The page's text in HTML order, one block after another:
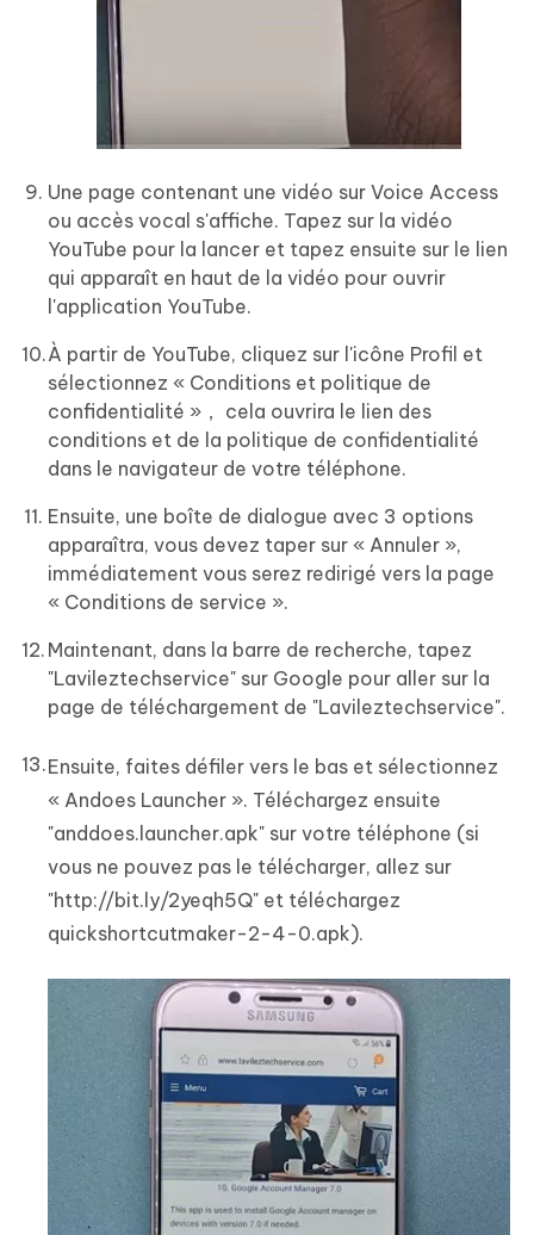
Une page contenant une vidéo sur Voice Access
ou accès vocal s'affiche. Tapez sur la vidéo
YouTube pour la lancer et tapez ensuite sur le lien
qui apparaît en haut de la vidéo pour ouvrir
l'application YouTube.
À partir de YouTube, cliquez sur l'icône Profil et
sélectionnez « Conditions et politique de
confidentialité »， cela ouvrira le lien des
conditions et de la politique de confidentialité
dans le navigateur de votre téléphone.
Ensuite, une boîte de dialogue avec 3 options
apparaîtra, vous devez taper sur « Annuler »,
immédiatement vous serez redirigé vers la page
« Conditions de service ».
Maintenant, dans la barre de recherche, tapez
"Lavileztechservice" sur Google pour aller sur la
page de téléchargement de "Lavileztechservice".
Ensuite, faites défiler vers le bas et sélectionnez
« Andoes Launcher ». Téléchargez ensuite
"anddoes.launcher.apk" sur votre téléphone (si
vous ne pouvez pas le télécharger, allez sur
"http://bit.ly/2yeqh5Q" et téléchargez
quickshortcutmaker-2-4-0.apk).